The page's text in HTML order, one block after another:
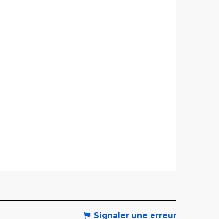
Signaler une erreur